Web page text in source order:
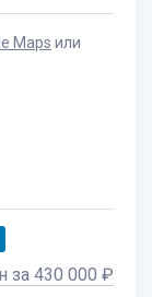
Maps или
за 430 000 ₽